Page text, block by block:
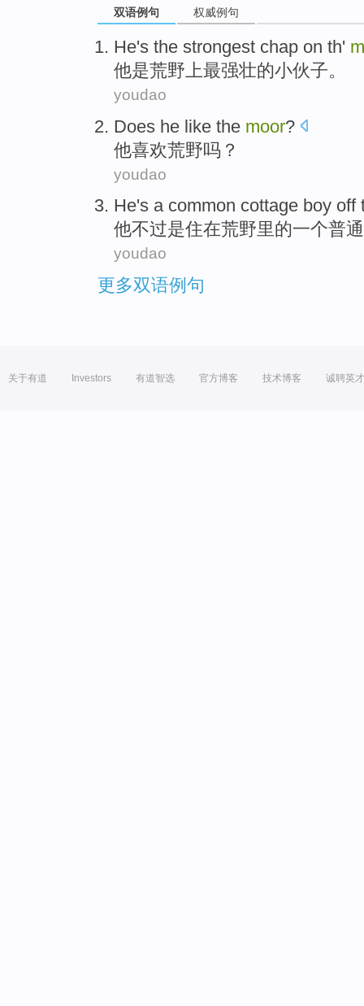
双语例句 权威例句
He's the strongest chap on th'
他是荒野上最强壮的小伙子。
youdao
Does he like the moor?
他喜欢荒野吗？
youdao
He's a common cottage boy off
他不过是住在荒野里的一个普通
youdao
更多双语例句
关于有道 Investors 有道智选 官方博客 技术博客 诚聘英才